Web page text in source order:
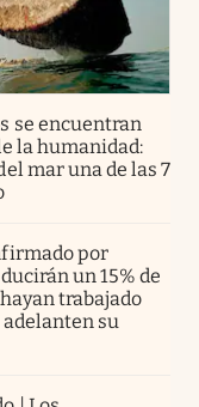
se encuentran
la humanidad:
mar una de las 7
por
un 15% de
trabajado
adelanten su